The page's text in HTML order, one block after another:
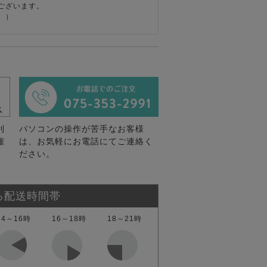
います。
パソコンの操作が苦手なお客様
は、お気軽にお電話にてご連絡く
ださい。
配送時間帯
～16時 16～18時 18～21時